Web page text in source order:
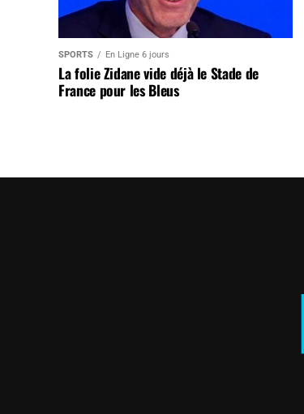
SPORTS En Ligne 6 jours
La folie Zidane vide déjà le Stade de
France pour les Bleus